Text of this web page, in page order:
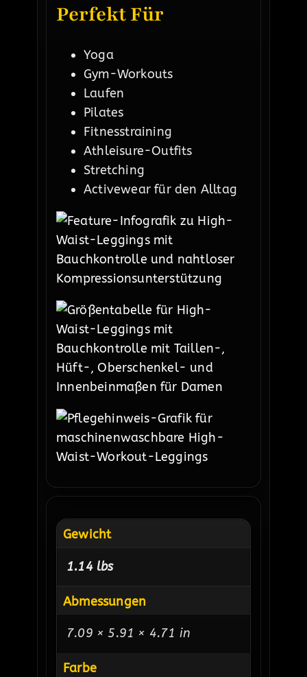
Perfekt Für
Yoga
Gym-Workouts
Laufen
Pilates
Fitnesstraining
Athleisure-Outfits
Stretching
Activewear für den Alltag
Gewicht
1.14 lbs
Abmessungen
7.09 × 5.91 × 4.71 in
Farbe